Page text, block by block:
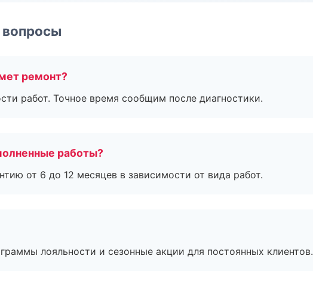
ремонт?
работ. Точное время сообщим после диагностики.
работы?
от 6 до 12 месяцев в зависимости от вида работ.
лояльности и сезонные акции для постоянных клиентов.